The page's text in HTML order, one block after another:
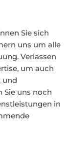
Sie sich
uns um alle
Verlassen
um auch
und
Sie uns noch
in